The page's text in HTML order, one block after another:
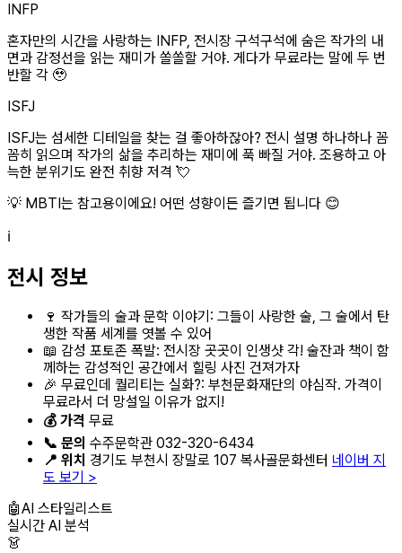
INFP
혼자만의 시간을 사랑하는 INFP, 전시장 구석구석에 숨은 작가의 내
면과 감정선을 읽는 재미가 쏠쏠할 거야. 게다가 무료라는 말에 두 번
반할 각 🥹
ISFJ
ISFJ는 섬세한 디테일을 찾는 걸 좋아하잖아? 전시 설명 하나하나 꼼
꼼히 읽으며 작가의 삶을 추리하는 재미에 푹 빠질 거야. 조용하고 아
늑한 분위기도 완전 취향 저격 💘
💡 MBTI는 참고용이에요! 어떤 성향이든 즐기면 됩니다 😊
ℹ️
전시 정보
🍷 작가들의 술과 문학 이야기: 그들이 사랑한 술, 그 술에서 탄
생한 작품 세계를 엿볼 수 있어
📖 감성 포토존 폭발: 전시장 곳곳이 인생샷 각! 술잔과 책이 함
께하는 감성적인 공간에서 힐링 사진 건져가자
🎉 무료인데 퀄리티는 실화?: 부천문화재단의 야심작. 가격이
무료라서 더 망설일 이유가 없지!
💰 가격 무료
📞 문의 수주문학관 032-320-6434
📍 위치 경기도 부천시 장말로 107 복사골문화센터 네이버 지
도 보기 >
🤖AI 스타일리스트
실시간 AI 분석
👗